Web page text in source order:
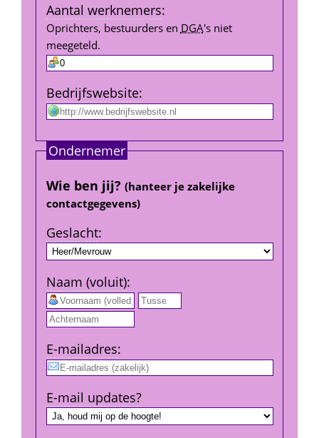
Aantal werk­nemers:
Oprichters, bestuurders en DGA's niet
meegeteld.
Bedrijfs­website:
Ondernemer
Wie ben jij? (hanteer je zakelijke
contact­gegevens)
Geslacht:
Naam (voluit):
E-mail­adres:
E-mail updates?